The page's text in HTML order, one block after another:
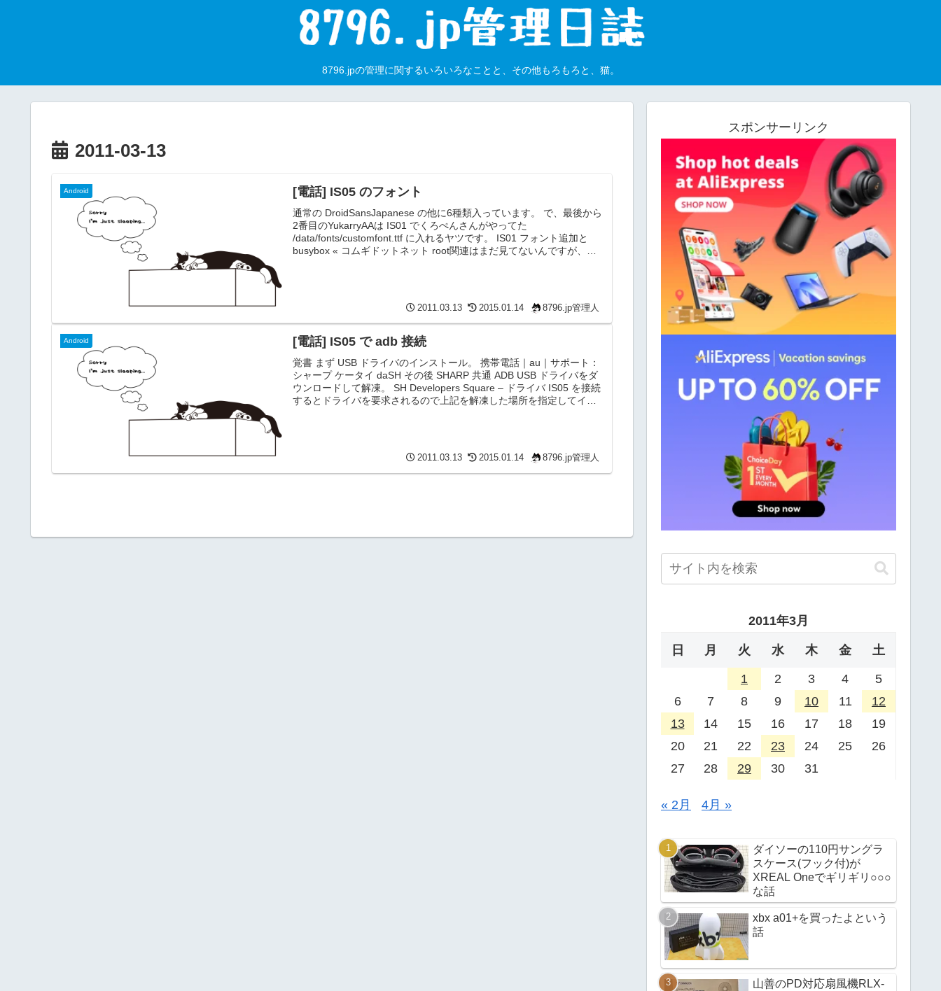
8796.jpの管理に関するいろいろなことと、その他もろもろと、猫。
2011-03-13
Android [電話] IS05 のフォント
通常の DroidSansJapanese の他に6種類入っています。 で、最後から
2番目のYukarryAAは IS01 でくろぺんさんがやってた
/data/fonts/customfont.ttf に入れるヤツです。 IS01 フォント追加と
busybox « コムギドットネット root関連はまだ見てないんですが、現
2011.03.13 2015.01.14 8796.jp管理人
Android [電話] IS05 で adb 接続
覚書 まず USB ドライバのインストール。 携帯電話｜au｜サポート：
シャープ ケータイ daSH その後 SHARP 共通 ADB USB ドライバをダ
ウンロードして解凍。 SH Developers Square – ドライバ IS05 を接続
するとドライバを要求されるので上記を解凍した場所を指定してイン
2011.03.13 2015.01.14 8796.jp管理人
スポンサーリンク
2011年3月
日 月 火 水 木 金 土
1 2 3 4
5
6
7 8 9 10 11
12
13
14 15 16 17 18
19
20
21 22 23 24 25
26
27
28 29 30 31
« 2月 4月 »
ダイソーの110円サングラ
スケース(フック付)が
XREAL Oneでギリギリ○○○
な話
xbx a01+を買ったよという
話
山善のPD対応扇風機RLX-